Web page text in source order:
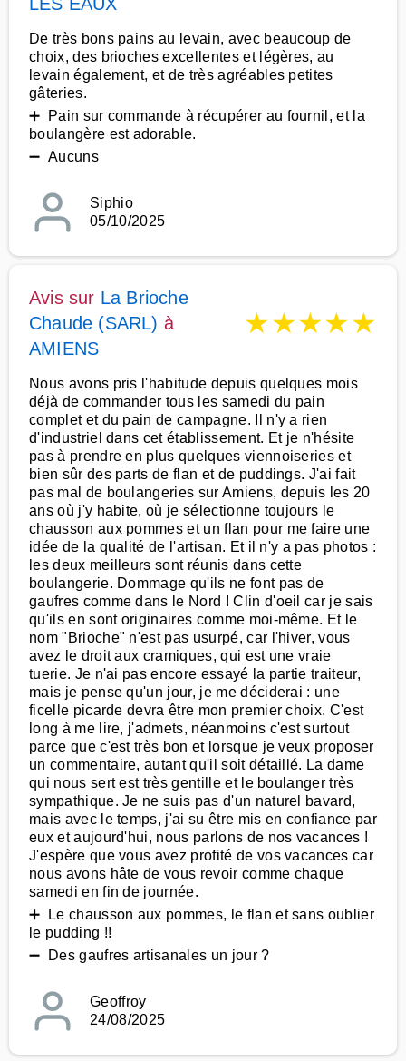
De très bons pains au levain, avec beaucoup de
choix, des brioches excellentes et légères, au
levain également, et de très agréables petites
gâteries.
➕ Pain sur commande à récupérer au fournil, et la
boulangère est adorable.
➖ Aucuns
Siphio
05/10/2025
Avis sur La Brioche
Chaude (SARL) à
AMIENS
★★★★★
Nous avons pris l'habitude depuis quelques mois
déjà de commander tous les samedi du pain
complet et du pain de campagne. Il n'y a rien
d'industriel dans cet établissement. Et je n'hésite
pas à prendre en plus quelques viennoiseries et
bien sûr des parts de flan et de puddings. J'ai fait
pas mal de boulangeries sur Amiens, depuis les 20
ans où j'y habite, où je sélectionne toujours le
chausson aux pommes et un flan pour me faire une
idée de la qualité de l'artisan. Et il n'y a pas photos :
les deux meilleurs sont réunis dans cette
boulangerie. Dommage qu'ils ne font pas de
gaufres comme dans le Nord ! Clin d'oeil car je sais
qu'ils en sont originaires comme moi-même. Et le
nom "Brioche" n'est pas usurpé, car l'hiver, vous
avez le droit aux cramiques, qui est une vraie
tuerie. Je n'ai pas encore essayé la partie traiteur,
mais je pense qu'un jour, je me déciderai : une
ficelle picarde devra être mon premier choix. C'est
long à me lire, j'admets, néanmoins c'est surtout
parce que c'est très bon et lorsque je veux proposer
un commentaire, autant qu'il soit détaillé. La dame
qui nous sert est très gentille et le boulanger très
sympathique. Je ne suis pas d'un naturel bavard,
mais avec le temps, j'ai su être mis en confiance par
eux et aujourd'hui, nous parlons de nos vacances !
J'espère que vous avez profité de vos vacances car
nous avons hâte de vous revoir comme chaque
samedi en fin de journée.
➕ Le chausson aux pommes, le flan et sans oublier
le pudding !!
➖ Des gaufres artisanales un jour ?
Geoffroy
24/08/2025